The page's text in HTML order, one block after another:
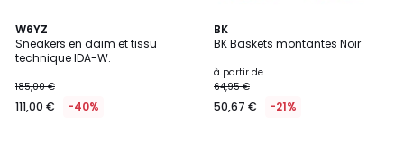
W6YZ
Sneakers en daim et tissu
technique IDA-W.
185,00 €
111,00 € -40%
BK
BK Baskets montantes Noir
à partir de
64,95 €
50,67 € -21%